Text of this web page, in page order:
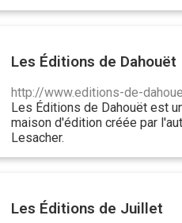
Les Éditions de Dahouët
http://www.editions-de-
Les Éditions de Dahouët est
maison d'édition créée par
Lesacher.
Les Éditions de Juillet